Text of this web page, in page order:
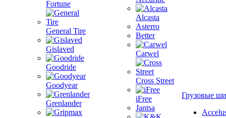
Fortune
General Tire
Gislaved
Goodride
Goodyear
Grenlander
Alcasta
Asterro
Better
Carwel
Cross Street
iFree
Jantsa
Грузовые